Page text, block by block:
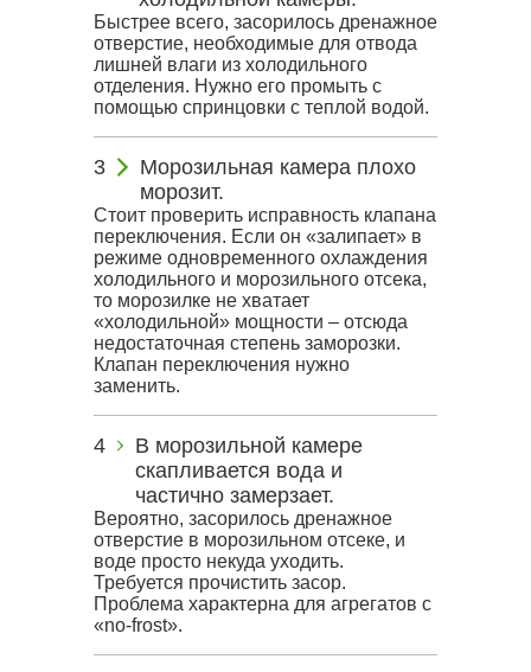
Быстрее всего, засорилось дренажное
отверстие, необходимые для отвода
лишней влаги из холодильного
отделения. Нужно его промыть с
помощью спринцовки с теплой водой.
Морозильная камера плохо
морозит.
Стоит проверить исправность клапана
переключения. Если он «залипает» в
режиме одновременного охлаждения
холодильного и морозильного отсека,
то морозилке не хватает
«холодильной» мощности – отсюда
недостаточная степень заморозки.
Клапан переключения нужно
заменить.
В морозильной камере
скапливается вода и
частично замерзает.
Вероятно, засорилось дренажное
отверстие в морозильном отсеке, и
воде просто некуда уходить.
Требуется прочистить засор.
Проблема характерна для агрегатов с
«no-frost».